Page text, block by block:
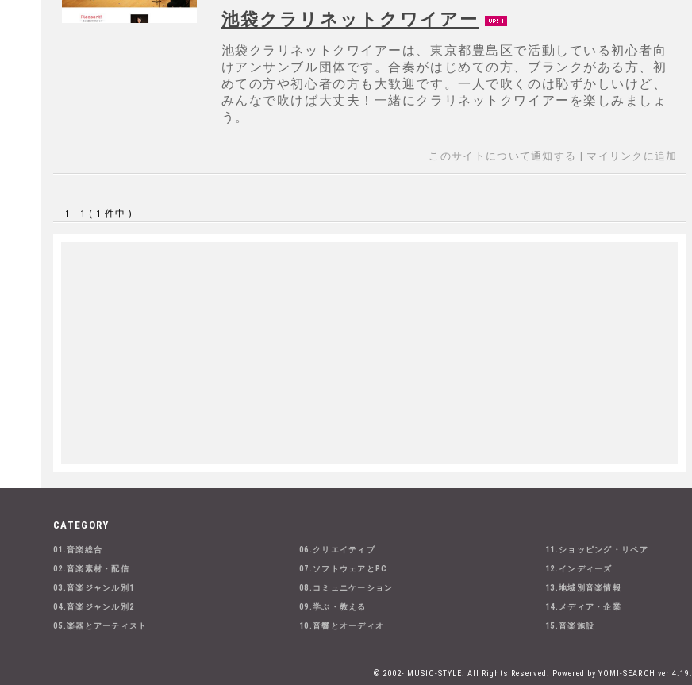
池袋クラリネットクワイアー
池袋クラリネットクワイアーは、東京都豊島区で活動している初心者向
けアンサンブル団体です。合奏がはじめての方、ブランクがある方、初
めての方や初心者の方も大歓迎です。一人で吹くのは恥ずかしいけど、
みんなで吹けば大丈夫！一緒にクラリネットクワイアーを楽しみましょ
う。
このサイトについて通知する | マイリンクに追加
1 - 1 ( 1 件中 )
CATEGORY
01.音楽総合
02.音楽素材・配信
03.音楽ジャンル別1
04.音楽ジャンル別2
05.楽器とアーティスト
06.クリエイティブ
07.ソフトウェアとPC
08.コミュニケーション
09.学ぶ・教える
10.音響とオーディオ
11.ショッピング・リペア
12.インディーズ
13.地域別音楽情報
14.メディア・企業
15.音楽施設
© 2002- MUSIC-STYLE. All Rights Reserved. Powered by YOMI-SEARCH ver 4.19.